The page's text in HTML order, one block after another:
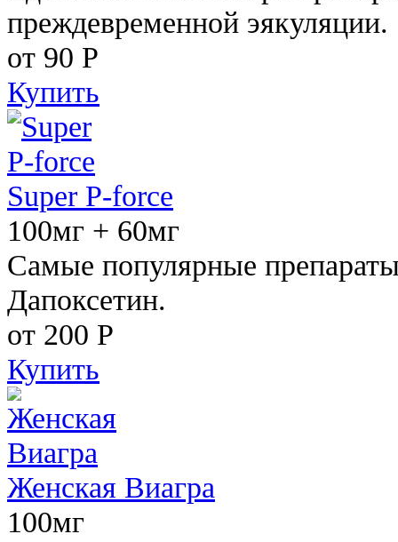
преждевременной эякуляции.
от 90 Р
Купить
Super P-force
100мг + 60мг
Самые популярные
Дапоксетин.
от 200 Р
Купить
Женская Виагра
100мг